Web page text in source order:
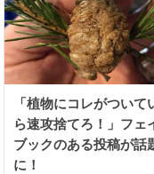
「植物にコレがついて
ら速攻捨てろ！」フェ
ブックのある投稿が話
に！